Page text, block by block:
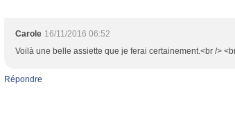
Carole 16/11/2016 06:52
Voilà une belle assiette que je ferai certainement.<br />
Répondre